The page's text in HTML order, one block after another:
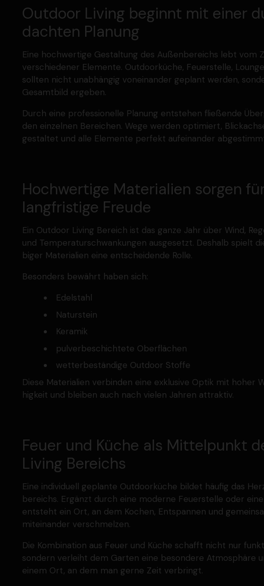
Outdoor Living beginnt mit einer
dachten Planung
Eine hochwertige Gestaltung des Außen­be­reichs lebt vom
verschie­dener Elemente. Outdoor­küche, Feuer­stelle,
sollten nicht unabhängig vonein­ander geplant werden,
Gesamtbild ergeben.
Durch eine profes­sio­nelle Planung entstehen fließende
den einzelnen Bereichen. Wege werden optimiert,
gestaltet und alle Elemente perfekt aufein­ander
Hochwertige Materialien sorgen
langfristige Freude
Ein Outdoor Living Bereich ist das ganze Jahr über Wind,
und Tempe­ra­tur­schwan­kungen ausge­setzt. Deshalb spielt
biger Materialien eine entschei­dende Rolle.
Besonders bewährt haben sich:
Edelstahl
Natur­stein
Keramik
pulver­be­schichtete Oberflächen
wetter­be­ständige Outdoor Stoffe
Diese Materialien verbinden eine exklusive Optik mit hoher
higkeit und bleiben auch nach vielen Jahren attraktiv.
Feuer und Küche als Mittel­punkt
Living Bereichs
Eine indivi­duell geplante Outdoor­küche bildet häufig das
be­reichs. Ergänzt durch eine moderne Feuer­stelle oder
entsteht ein Ort, an dem Kochen, Entspannen und
mitein­ander verschmelzen.
Die Kombi­nation aus Feuer und Küche schafft nicht nur
sondern verleiht dem Garten eine besondere Atmosphäre
einem Ort, an dem man gerne Zeit verbringt.